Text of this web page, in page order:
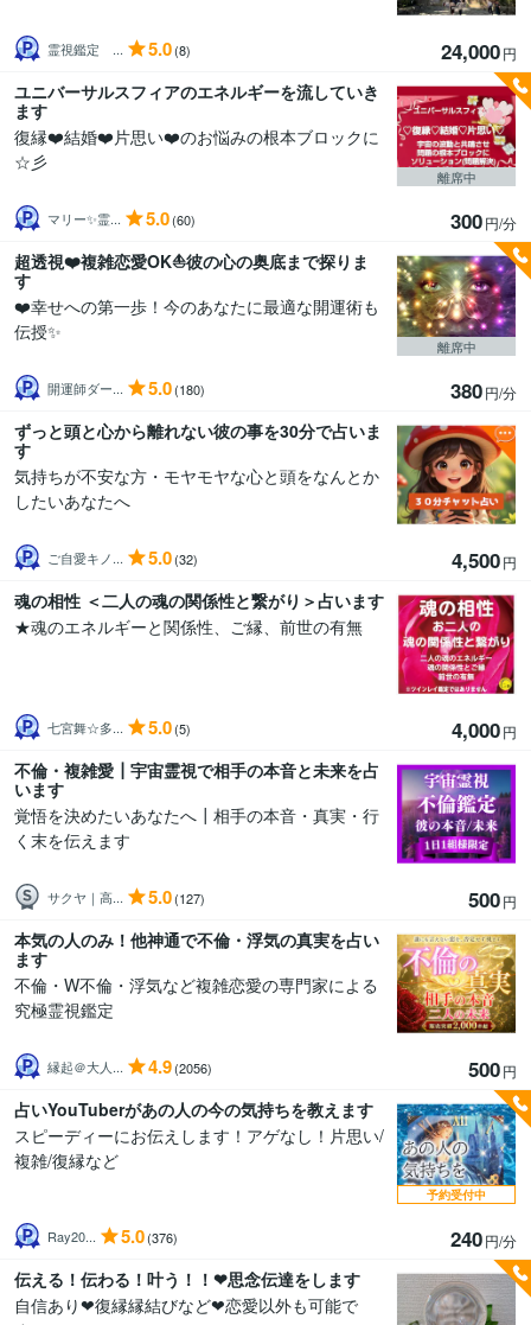
霊視鑑定 ... 5.0(8) 24,000円
ユニバーサルスフィアのエネルギーを流していき
ます
復縁❤️結婚❤️片思い❤️のお悩みの根本ブロックに
☆彡
マリー✨霊... 5.0(60) 300円/分
離席中
超透視❤️複雑恋愛OK⛵️彼の心の奥底まで探りま
す
❤️幸せへの第一歩！今のあなたに最適な開運術も
伝授✨
開運師ダー... 5.0(180) 380円/分
離席中
ずっと頭と心から離れない彼の事を30分で占いま
す
気持ちが不安な方・モヤモヤな心と頭をなんとか
したいあなたへ
ご自愛キノ... 5.0(32) 4,500円
魂の相性 ＜二人の魂の関係性と繋がり＞占います
★魂のエネルギーと関係性、ご縁、前世の有無
七宮舞☆多... 5.0(5) 4,000円
不倫・複雑愛┃宇宙霊視で相手の本音と未来を占
います
覚悟を決めたいあなたへ┃相手の本音・真実・行
く末を伝えます
サクヤ｜高... 5.0(127) 500円
本気の人のみ！他神通で不倫・浮気の真実を占い
ます
不倫・W不倫・浮気など複雑恋愛の専門家による
究極霊視鑑定
縁起＠大人... 4.9(2056) 500円
占いYouTuberがあの人の今の気持ちを教えます
スピーディーにお伝えします！アゲなし！片思い/
複雑/復縁など
Ray20... 5.0(376) 240円/分
予約受付中
伝える！伝わる！叶う！！❤思念伝達をします
自信あり❤復縁縁結びなど❤恋愛以外も可能で